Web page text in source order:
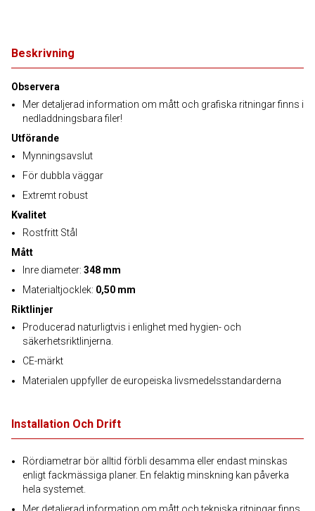
Beskrivning
Observera
Mer detaljerad information om mått och grafiska ritningar finns i
nedladdningsbara filer!
Utförande
Mynningsavslut
För dubbla väggar
Extremt robust
Kvalitet
Rostfritt Stål
Mått
Inre diameter: 348 mm
Materialtjocklek: 0,50 mm
Riktlinjer
Producerad naturligtvis i enlighet med hygien- och
säkerhetsriktlinjerna.
CE-märkt
Materialen uppfyller de europeiska livsmedelsstandarderna
Installation Och Drift
Rördiametrar bör alltid förbli desamma eller endast minskas
enligt fackmässiga planer. En felaktig minskning kan påverka
hela systemet.